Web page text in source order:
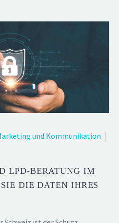
und Kommunikation
LPD-BERATUNG IM
DIE DATEN IHRES